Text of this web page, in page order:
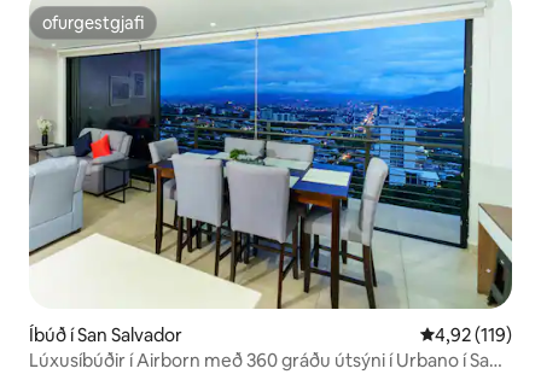
ofurgestgjafi
ofurgestgjafi
Íbúð í San Salvador 4,92 af 5 í
4,92 (119)
Lúxusíbúðir í Airborn með 360 gráðu útsýni í Urbano í San